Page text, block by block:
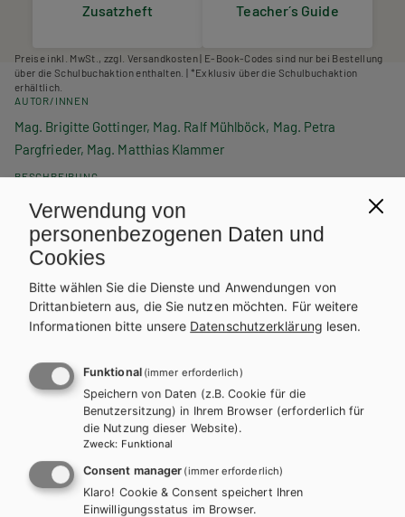
Zusatzheft Teacher´s Guide
Preise inkl. MwSt., zzgl. Versandkosten | E-Book-Codes sind nur bei Bestellung
über die Schulbuchaktion enthalten. | *Exklusiv über die Schulbuchaktion
erhältlich.
AUTOR/INNEN
Mag. Brigitte Gottinger, Mag. Ralf Mühlböck, Mag. Petra
Pargfrieder, Mag. Matthias Klammer
BESCHREIBUNG
Dieses Werk ist über die Schulbuchaktion ohne gedrucktes
Buch als E-BOOK+ Solo erhältlich. Bei Bestellung unter der
entsprechenden Schulbuchnummer erhalten Sie einen
individuellen Zugangscode. Dieser kann auf digi4school.at
eingelöst werden. Das E-BOOK+ Solo wird dort Ihrem digitalen
Bücherregal zugeordnet.
WEITERLESEN
erhältlich.
Weitere Bände dieser
Verwendung von
personenbezogenen Daten und
Cookies
Bitte wählen Sie die Dienste und Anwendungen von
Drittanbietern aus, die Sie nutzen möchten. Für weitere
Informationen bitte unsere Datenschutzerklärung lesen.
Funktional (immer erforderlich)
Speichern von Daten (z.B. Cookie für die
Benutzersitzung) in Ihrem Browser (erforderlich für
die Nutzung dieser Website).
Zweck: Funktional
Consent manager (immer erforderlich)
Klaro! Cookie & Consent speichert Ihren
Einwilligungsstatus im Browser.